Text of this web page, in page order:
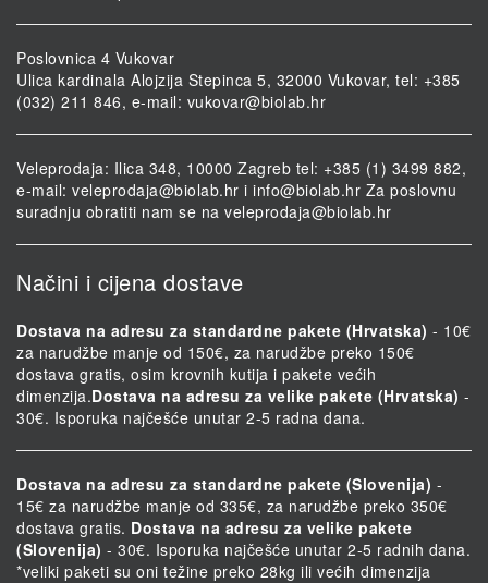
Poslovnica 4 Vukovar
Ulica kardinala Alojzija Stepinca 5, 32000 Vukovar, tel: +385
(032) 211 846, e-mail: vukovar@biolab.hr
Veleprodaja: Ilica 348, 10000 Zagreb tel: +385 (1) 3499 882,
e-mail: veleprodaja@biolab.hr i info@biolab.hr Za poslovnu
suradnju obratiti nam se na veleprodaja@biolab.hr
Načini i cijena dostave
Dostava na adresu za standardne pakete (Hrvatska) - 10€
za narudžbe manje od 150€, za narudžbe preko 150€
dostava gratis, osim krovnih kutija i pakete većih
dimenzija.Dostava na adresu za velike pakete (Hrvatska) -
30€. Isporuka najčešće unutar 2-5 radna dana.
Dostava na adresu za standardne pakete (Slovenija) -
15€ za narudžbe manje od 335€, za narudžbe preko 350€
dostava gratis. Dostava na adresu za velike pakete
(Slovenija) - 30€. Isporuka najčešće unutar 2-5 radnih dana.
*veliki paketi su oni težine preko 28kg ili većih dimenzija